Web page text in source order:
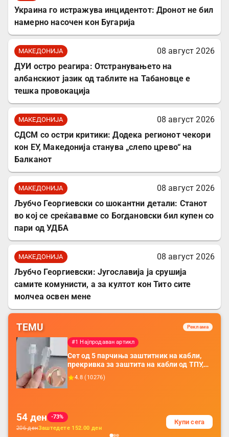
Украина го истражува инцидентот: Дронот не бил
намерно насочен кон Бугарија
МАКЕДОНИЈА
08 август 2026
ДУИ остро реагира: Отстранувањето на
албанскиот јазик од таблите на Табановце е
тешка провокација
МАКЕДОНИЈА
08 август 2026
СДСМ со остри критики: Додека регионот чекори
кон ЕУ, Македонија станува „слепо црево“ на
Балканот
МАКЕДОНИЈА
08 август 2026
Љубчо Георгиевски со шокантни детали: Станот
во кој се среќававме со Богдановски бил купен со
пари од УДБА
МАКЕДОНИЈА
08 август 2026
Љубчо Георгиевски: Југославија ја срушија
самите комунисти, а за култот кон Тито сите
молчеа освен мене
TEMU Реклама
#1 Најпродаван артикл
Сет од 5 парчиња заштитник на кабли,
прекривка за заштита на кабли од ТПУ,
додатоци за заштита на кабли, без
батерија, за мобилни телефони, комплет
4.8 (10276)
54 ден
-73%
206денЗаштедете 152.00 ден
Купи сега